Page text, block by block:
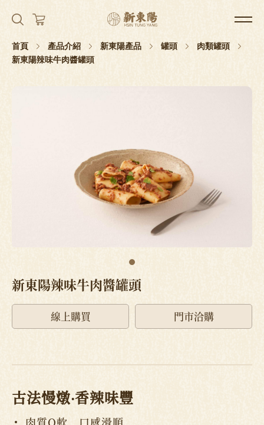
首頁 產品介紹 新東陽產品 罐頭
肉類罐頭
新東陽辣味牛肉醬罐頭
新東陽辣味牛肉醬罐頭
線上購買 門市洽購
古法慢燉‧香辣味豐